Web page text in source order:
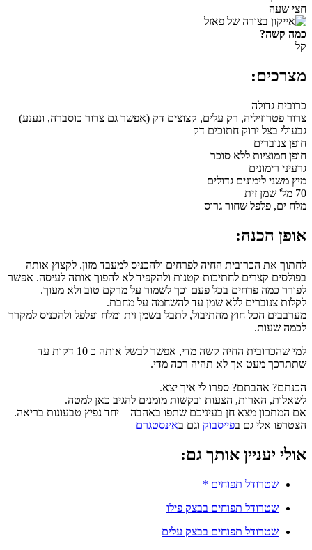
חצי שעה
כמה קשה?
קל
מצרכים:
כרובית גדולה
צרור פטרוזיליה, רק עלים, קצוצים דק (אפשר גם צרור כוסברה, ונענע)
גבעולי בצל ירוק חתוכים דק
חופן צנוברים
חופן חמוציות ללא סוכר
גרעיני רימונים
מיץ משני לימונים גדולים
70 מל' שמן זית
מלח ים, פלפל שחור גרוס
אופן הכנה:
לחתוך את הכרובית החיה לפרחים ולהכניס למעבד מזון. לקצוץ אותה
בפולסים קצרים לחתיכות קטנות ולהקפיד לא להפוך אותה לעיסה. אפשר
לפורר כמה פרחים בכל פעם וכך לשמור על מרקם טוב ולא מעוך.
לקלות צנוברים ללא שמן עד להשחמה על מחבת.
מערבבים הכל חוץ מהתיבול, לתבל בשמן זית ומלח ופלפל ולהכניס למקרר
לכמה שעות.
למי שהכרובית החיה קשה מדי, אפשר לבשל אותה כ 10 דקות עד
שתתרכך מעט אך לא תהיה רכה מדי.
הכנתם? אהבתם? ספרו לי איך יצא.
לשאלות, הארות, הצעות ובקשות מומנים להגיב כאן למטה.
אם המתכון מצא חן בעיניכם שתפו באהבה – יחד נפיץ טבעונות בריאה.
הצטרפו אלי גם בפייסבוק וגם באינסטגרם
אולי יעניין אותך גם:
שטרודל תפוחים *
שטרודל תפוחים בבצק פילו
שטרודל תפוחים בבצק עלים